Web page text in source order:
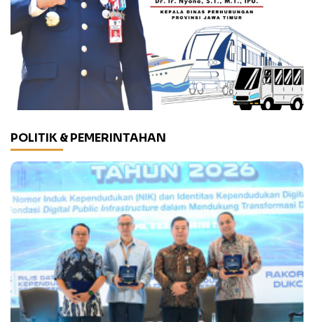
POLITIK & PEMERINTAHAN